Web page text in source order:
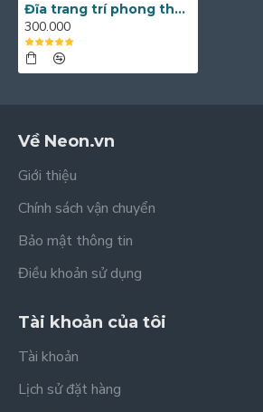
Đĩa trang trí phong thủy men lam Hỷ Thước Mai Cài Thọ D14
300.000
Về Neon.vn
Giới thiệu
Chính sách vận chuyển
Bảo mật thông tin
Điều khoản sử dụng
Tài khoản của tôi
Tài khoản
Lịch sử đặt hàng